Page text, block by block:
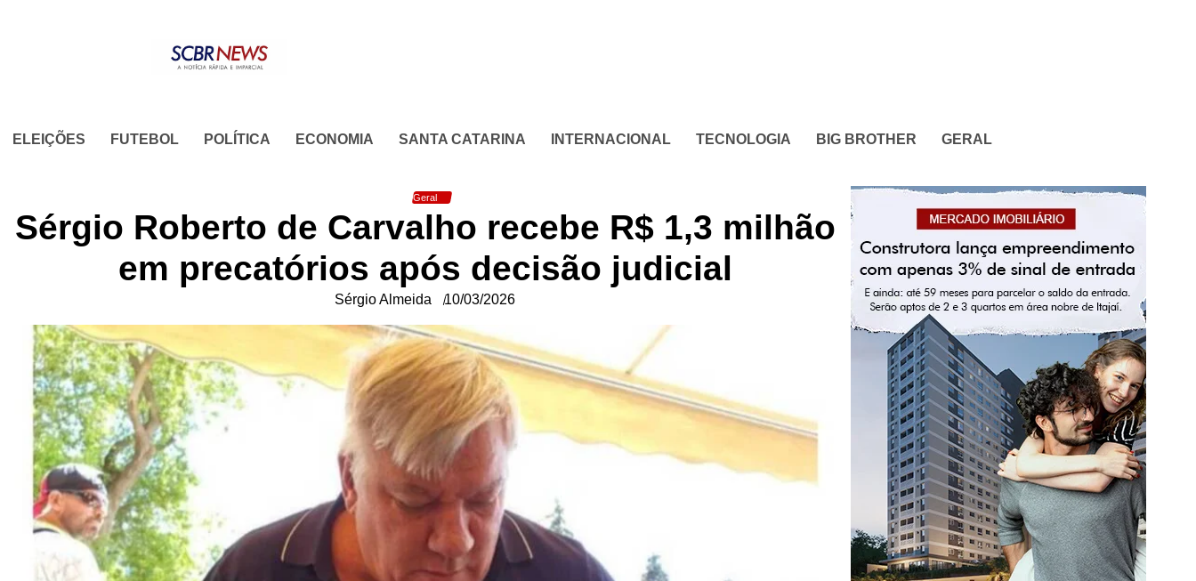
ELEIÇÕES FUTEBOL POLÍTICA ECONOMIA SANTA CATARINA INTERNACIONAL TECNOLOGIA BIG BROTHER GERAL
Geral
Sérgio Roberto de Carvalho recebe R$ 1,3 milhão
em precatórios após decisão judicial
Sérgio Almeida 10/03/2026